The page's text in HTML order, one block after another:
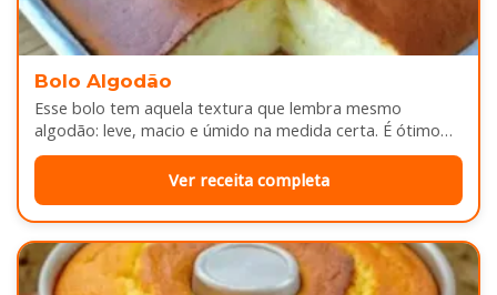
Bolo Algodão
Esse bolo tem aquela textura que lembra mesmo
algodão: leve, macio e úmido na medida certa. É ótimo
pra servir…
Ver receita completa